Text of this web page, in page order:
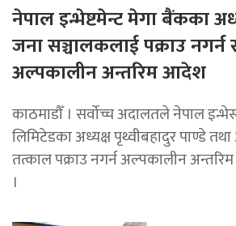
नेपाल इन्भेष्टमेन्ट मेगा बैंकका
जना सञ्चालकलाई पक्राउ नगर्न
अल्पकालीन अन्तरिम आदेश
काठमाडौँ । सर्वोच्च अदालतले नेपाल
लिमिटेडका अध्यक्ष पृथ्वीबहादुर पाण्डे
तत्काल पक्राउ नगर्न अल्पकालीन
।